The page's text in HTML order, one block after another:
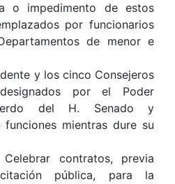
o impedimento de estos
por funcionarios
de menor e
y los cinco Consejeros
por el Poder
del H. Senado y
funciones mientras dure su
contratos, previa
pública, para la